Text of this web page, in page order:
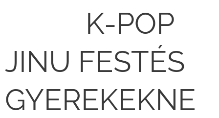
🎤🎨 K-POP
JINU FESTÉS
GYEREKEKNE